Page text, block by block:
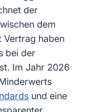
der
dem
Vertrag haben
bei der
Im Jahr 2026
und eine